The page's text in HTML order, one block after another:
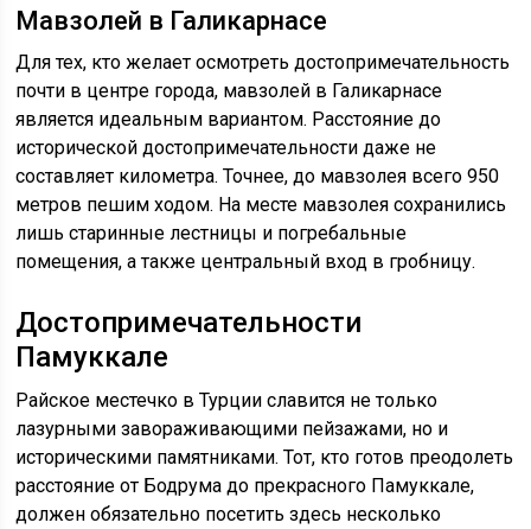
Мавзолей в Галикарнасе
Для тех, кто желает осмотреть достопримечательность
почти в центре города, мавзолей в Галикарнасе
является идеальным вариантом. Расстояние до
исторической достопримечательности даже не
составляет километра. Точнее, до мавзолея всего 950
метров пешим ходом. На месте мавзолея сохранились
лишь старинные лестницы и погребальные
помещения, а также центральный вход в гробницу.
Достопримечательности
Памуккале
Райское местечко в Турции славится не только
лазурными завораживающими пейзажами, но и
историческими памятниками. Тот, кто готов преодолеть
расстояние от Бодрума до прекрасного Памуккале,
должен обязательно посетить здесь несколько